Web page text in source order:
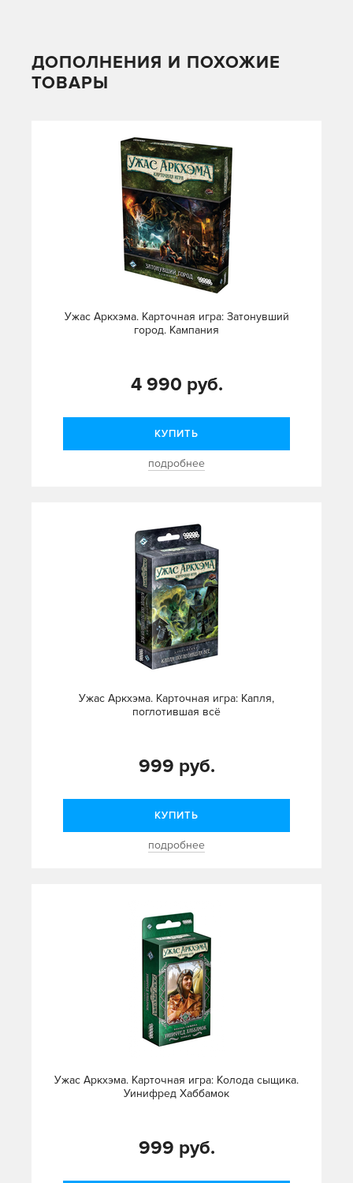
ДОПОЛНЕНИЯ И ПОХОЖИЕ
ТОВАРЫ
Ужас Аркхэма. Карточная игра: Затонувший
город. Кампания
4 990 руб.
КУПИТЬ
подробнее
Ужас Аркхэма. Карточная игра: Капля,
поглотившая всё
999 руб.
КУПИТЬ
подробнее
Ужас Аркхэма. Карточная игра: Колода сыщика.
Уинифред Хаббамок
999 руб.